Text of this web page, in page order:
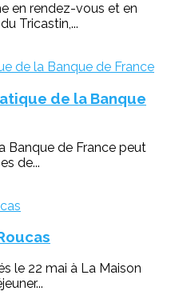
en rendez-vous et en
Tricastin,...
de la Banque
Banque de France peut
de...
le 22 mai à La Maison